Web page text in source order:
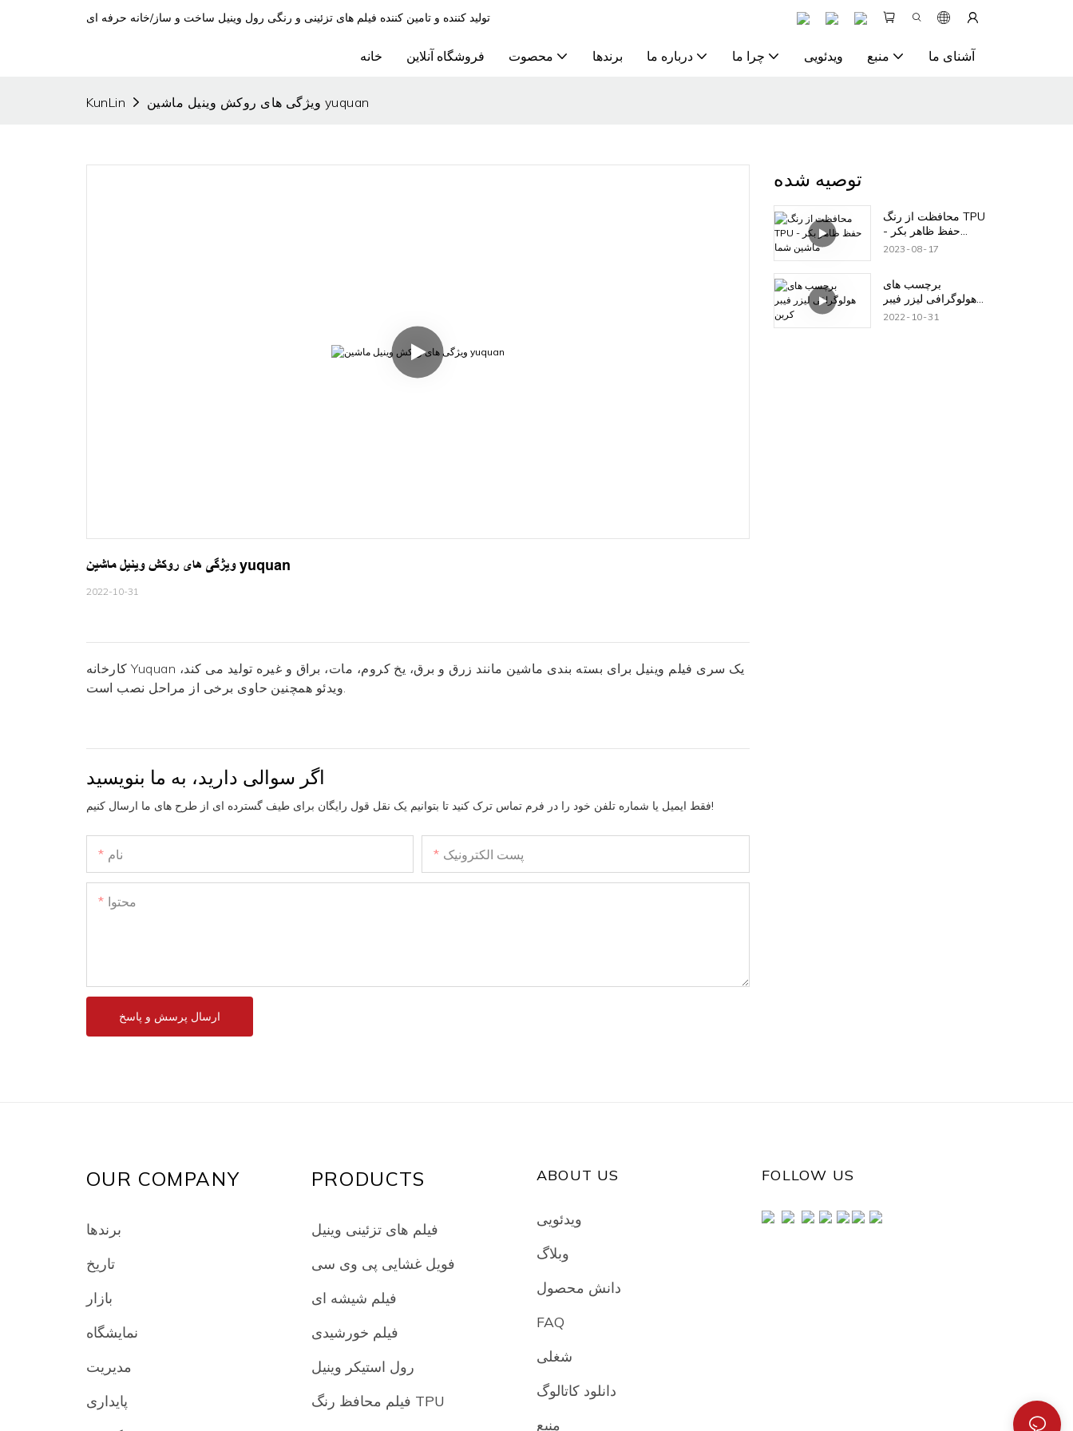
تولید کننده و تامین کننده فیلم های تزئینی و رنگی رول وینیل ساخت و ساز/خانه حرفه ای
خانه فروشگاه آنلاین محصوت برندها درباره ما چرا ما ویدئویی منبع آشنای ما
KunLin ویژگی های روکش وینیل ماشین yuquan
ویژگی های روکش وینیل ماشین yuquan
2022-10-31
کارخانه Yuquan یک سری فیلم وینیل برای بسته بندی ماشین مانند زرق و برق، یخ کروم، مات، براق و غیره تولید می کند،
اگر سوالی دارید، به ما بنویسید
فقط ایمیل یا شماره تلفن خود را در فرم تماس ترک کنید تا بتوانیم یک نقل قول رایگان برای طیف گسترده ای از طرح های ما ارسال کنیم!
نام پست الکترونیک
محتوا
ارسال پرسش و پاسخ
توصیه شده
محافظت از رنگ TPU
- حفظ ظاهر بکر
ماشین شما
2023 08 17
برچسب های
هولوگرافی لیزر فیبر
کربن
2022 10 31
OUR COMPANY
برندها
تاریخ
بازار
نمایشگاه
مدیریت
پایداری
PRODUCTS
فیلم های تزئینی وینیل
فویل غشایی پی وی سی
فیلم شیشه ای
فیلم خورشیدی
رول استیکر وینیل
فیلم محافظ رنگ TPU
ABOUT US
ویدئویی
وبلاگ
دانش محصول
FAQ
شغلی
دانلود کاتالوگ
منبع
FOLLOW US